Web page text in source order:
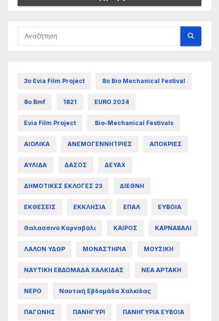
3ο Evia Film Project 8ο Bio Mechanical Festival
8ο Bmf 1821 EURO 2024
Evia Film Project Bio-Mechanical Festivals
ΑΙΟΛΙΚΑ ΑΝΕΜΟΓΕΝΝΗΤΡΙΕΣ ΑΠΟΚΡΙΕΣ
ΑΥΛΙΔΑ ΔΑΣΟΣ ΔΕΥΑΧ
ΔΗΜΟΤΙΚΕΣ ΕΚΛΟΓΕΣ 23 ΔΙΕΘΝΗ
ΕΚΘΕΣΕΙΣ ΕΚΚΛΗΣΙΑ ΕΠΑΛ ΕΥΒΟΙΑ
Θαλασσινό Καρναβάλι ΚΑΙΡΟΣ ΚΑΡΝΑΒΑΛΙ
ΛΑΛΟΝ ΥΔΩΡ ΜΟΝΑΣΤΗΡΙΑ ΜΟΥΣΙΚΗ
ΝΑΥΤΙΚΗ ΕΒΔΟΜΑΔΑ ΧΑΛΚΙΔΑΣ ΝΕΑ ΑΡΤΑΚΗ
ΝΕΡΟ Ναυτική Εβδομάδα Χαλκίδας
ΠΑΓΩΝΗΣ ΠΑΝΗΓΥΡΙ ΠΑΝΗΓΥΡΙΑ ΕΥΒΟΙΑ